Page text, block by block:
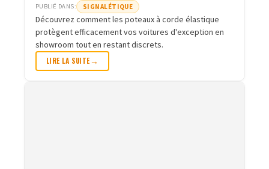
PUBLIÉ DANS: SIGNALÉTIQUE
Découvrez comment les poteaux à corde élastique
protègent efficacement vos voitures d'exception en
showroom tout en restant discrets.
LIRE LA SUITE